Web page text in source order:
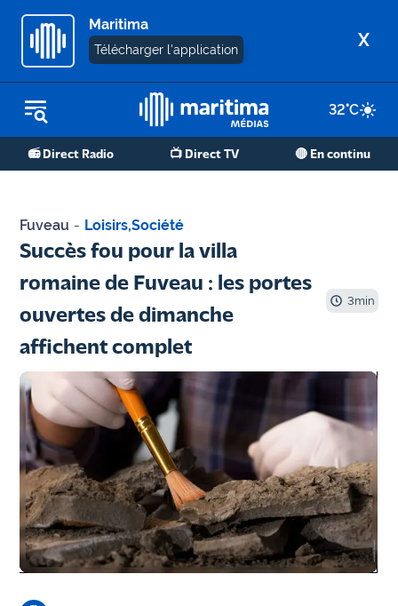
Maritima
Télécharger l'application X
32°C
📻 Direct Radio 📺 Direct TV 🔴 En continu
REPLAY RADIO
REPLAY TV
Martigues
de Berre
Marseille
- Aix
OM
Agenda
Faits
divers
Sports
Société
Fuveau - Loisirs,Société
Succès fou pour la villa
romaine de Fuveau : les portes
ouvertes de dimanche
affichent complet
3min